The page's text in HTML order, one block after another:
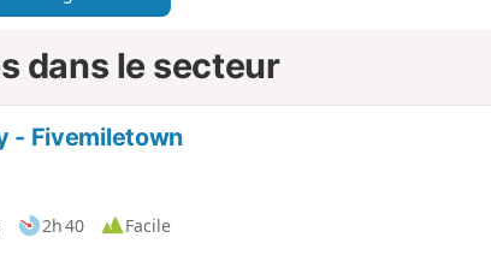
dans le secteur
- Fivemiletown
2h 40
Facile